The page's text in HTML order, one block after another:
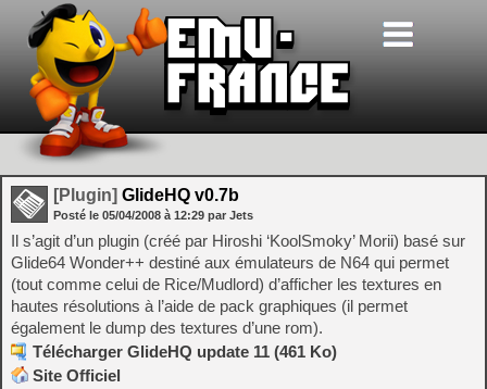
[Plugin] GlideHQ v0.7b
Posté le 05/04/2008 à 12:29 par Jets
Il s’agit d’un plugin (créé par Hiroshi ‘KoolSmoky’ Morii) basé sur
Glide64 Wonder++ destiné aux émulateurs de N64 qui permet
(tout comme celui de Rice/Mudlord) d’afficher les textures en
hautes résolutions à l’aide de pack graphiques (il permet
également le dump des textures d’une rom).
Télécharger GlideHQ update 11 (461 Ko)
Site Officiel